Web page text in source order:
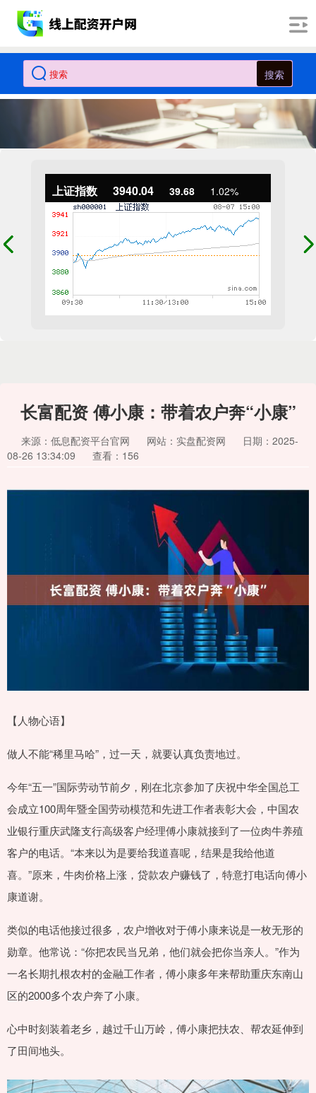
搜索
上证指数 3940.04 39.68 1.02%
长富配资 傅小康：带着农户奔“小康”
来源：低息配资平台官网 网站：实盘配资网
日期：2025-
08-26 13:34:09
查看：156
【人物心语】
做人不能“稀里马哈”，过一天，就要认真负责地过。
今年“五一”国际劳动节前夕，刚在北京参加了庆祝中华全国总工
会成立100周年暨全国劳动模范和先进工作者表彰大会，中国农
业银行重庆武隆支行高级客户经理傅小康就接到了一位肉牛养殖
客户的电话。“本来以为是要给我道喜呢，结果是我给他道
喜。”原来，牛肉价格上涨，贷款农户赚钱了，特意打电话向傅小
康道谢。
类似的电话他接过很多，农户增收对于傅小康来说是一枚无形的
勋章。他常说：“你把农民当兄弟，他们就会把你当亲人。”作为
一名长期扎根农村的金融工作者，傅小康多年来帮助重庆东南山
区的2000多个农户奔了小康。
心中时刻装着老乡，越过千山万岭，傅小康把扶农、帮农延伸到
了田间地头。